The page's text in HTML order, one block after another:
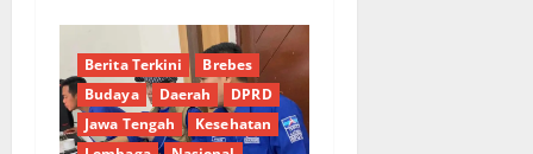
Berita Terkini
Brebes
Budaya
Daerah
DPRD
Jawa Tengah
Kesehatan